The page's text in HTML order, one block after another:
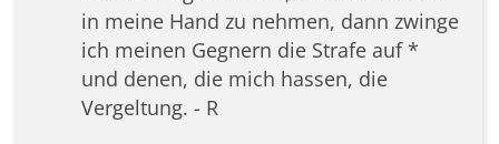
in meine Hand zu nehmen, dann zwinge
ich meinen Gegnern die Strafe auf *
und denen, die mich hassen, die
Vergeltung. - R